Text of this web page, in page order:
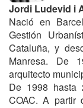
Jordi Ludevid i
Nació en
Gestión
Cataluña, y
Manresa. De
arquitecto
De 1998 hasta
COAC. A partir